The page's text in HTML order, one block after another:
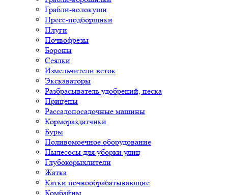
Грабли-волокуши
Пресс-подборщики
Плуги
Почвофрезы
Бороны
Сеялки
Измельчители веток
Экскаваторы
Разбрасыватель удобрений, песка
Прицепы
Рассадопосадочные машины
Кормораздатчики
Буры
Поливомоечное оборудование
Пылесосы для уборки улиц
Глубокорыхлители
Жатка
Катки почвообрабатывающие
Комбайны